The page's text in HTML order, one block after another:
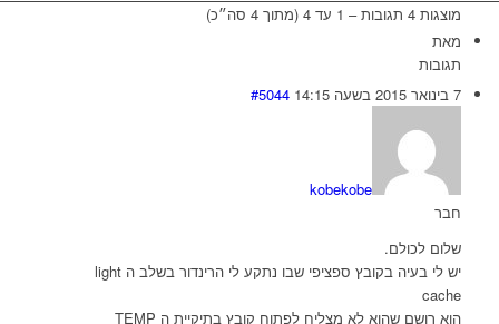
מוצגות 4 תגובות – 1 עד 4 (מתוך 4 סה״כ)
מאת
תגובות
7 בינואר 2015 בשעה 14:15
#5044
kobekobe
חבר
שלום לכולם.
יש לי בעיה בקובץ ספציפי שבו נתקע לי הרינדור בשלב ה light
cache
הוא רושם שהוא לא מצליח לפתוח קובץ בתיקיית ה TEMP